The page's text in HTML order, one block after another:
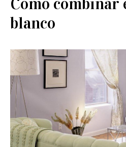
Cómo combinar
blanco